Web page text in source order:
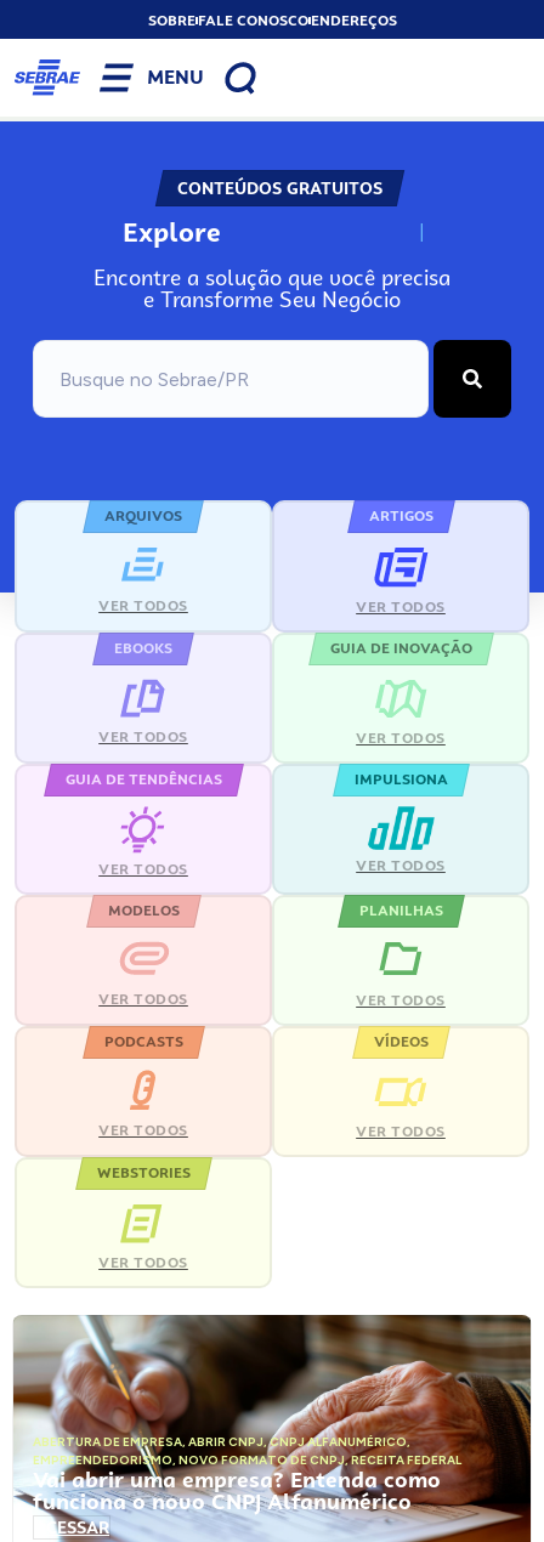
SOBREFALE CONOSCOENDEREÇOS
MENU
CONTEÚDOS GRATUITOS
Explore N
Encontre a solução que você precisa
e Transforme Seu Negócio
ARQUIVOS
VER TODOS
ARTIGOS
VER TODOS
EBOOKS
VER TODOS
GUIA DE INOVAÇÃO
VER TODOS
GUIA DE TENDÊNCIAS
VER TODOS
IMPULSIONA
VER TODOS
MODELOS
VER TODOS
PLANILHAS
VER TODOS
PODCASTS
VER TODOS
VÍDEOS
VER TODOS
WEBSTORIES
VER TODOS
ABERTURA DE EMPRESA, ABRIR CNPJ,CNPJ ALFANUMÉRICO,
EMPREENDEDORISMO, NOVO FORMATO DE CNPJ,RECEITA FEDERAL
Vai abrir uma empresa? Entenda como
funciona o novo CNPJ Alfanumérico
ACESSAR